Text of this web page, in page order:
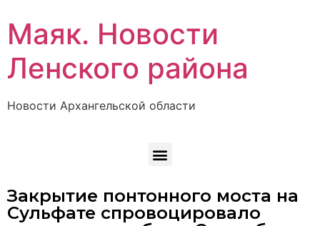
Маяк. Новости
Ленского района
Новости Архангельской области
Закрытие понтонного моста на
Сульфате спровоцировало